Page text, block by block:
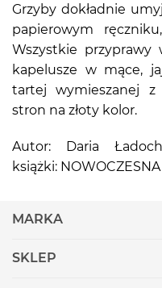
Grzyby dokładnie
papierowym
Wszystkie przyprawy
kapelusze w mące,
tartej wymieszanej
stron na złoty kolor.
Autor: Daria
książki:
MARKA
SKLEP